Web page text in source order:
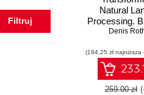
Natural
Processing.
and fine-
with Python,
Face, and
GPT-3,
Denis
(194,25 zł
259.00 zł